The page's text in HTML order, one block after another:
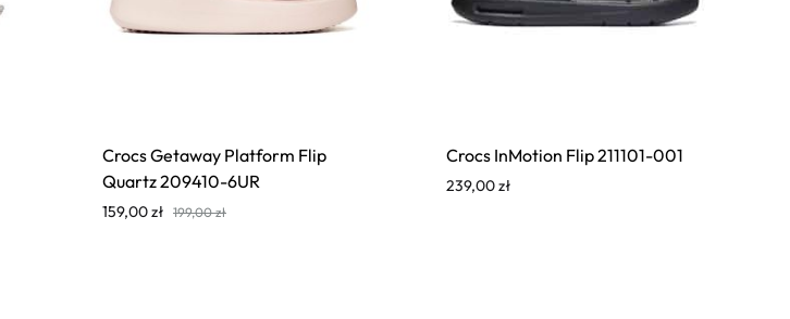
Crocs Getaway Platform Flip
Quartz 209410-6UR
159,00zł 199,00zł
Crocs InMotion Flip 211101-001
239,00zł